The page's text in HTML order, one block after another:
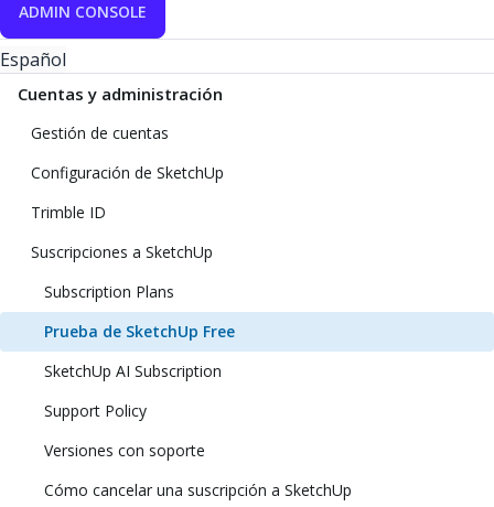
ADMIN CONSOLE
Español
Cuentas y administración
Gestión de cuentas
Configuración de SketchUp
Trimble ID
Suscripciones a SketchUp
Subscription Plans
Prueba de SketchUp Free
SketchUp AI Subscription
Support Policy
Versiones con soporte
Cómo cancelar una suscripción a SketchUp